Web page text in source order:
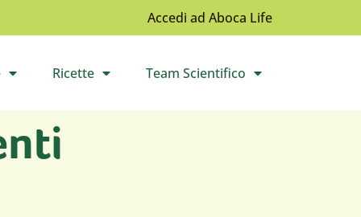
Accedi ad Aboca Life
Apri il sottomenù
Ricette Apri il sottomenù
Team Scientifico